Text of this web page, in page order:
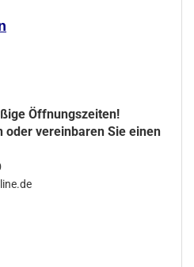
Öffnungszeiten!
oder vereinbaren Sie einen